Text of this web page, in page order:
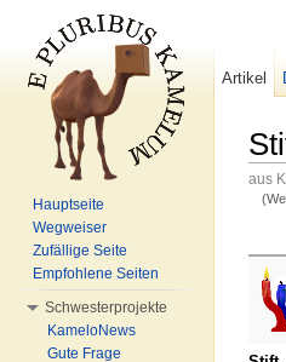
aus
Artikel
Hauptseite
Wegweiser
Zufällige Seite
Empfohlene Seiten
Schwesterprojekte
KameloNews
Gute Frage